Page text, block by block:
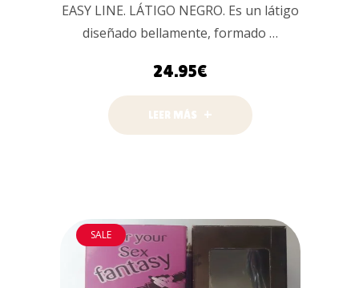
EASY LINE. LÁTIGO NEGRO. Es un látigo
diseñado bellamente, formado …
24.95€
LEER MÁS
SALE